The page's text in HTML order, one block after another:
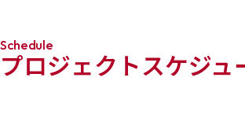
Schedule
プロジェクトスケジュ